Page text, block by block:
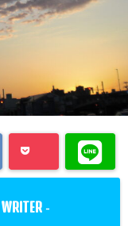
WRITER -